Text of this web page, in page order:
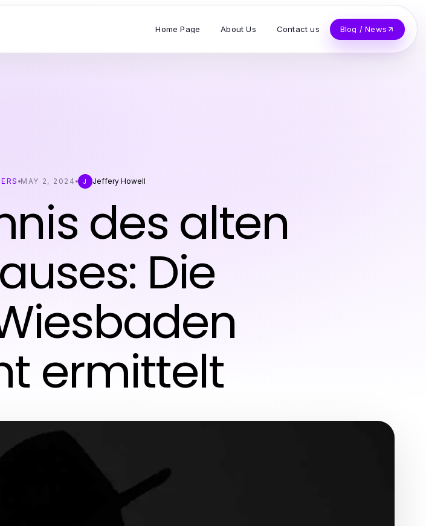
Home Page About Us Contact us Blog / News
MAY 2, 2024 J Jeffery Howell
des alten
Die
ermittelt